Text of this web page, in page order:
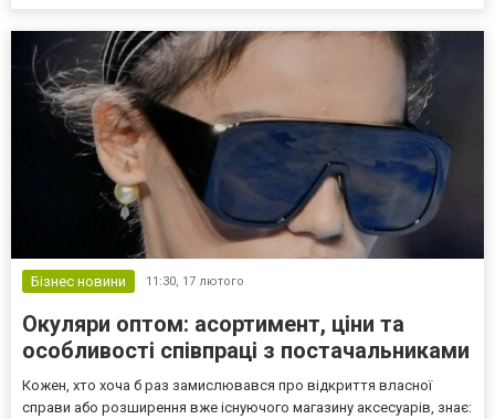
Бізнес новини 11:30, 17 лютого
Окуляри оптом: асортимент, ціни та
особливості співпраці з постачальниками
Кожен, хто хоча б раз замислювався про відкриття власної
справи або розширення вже існуючого магазину аксесуарів, знає: